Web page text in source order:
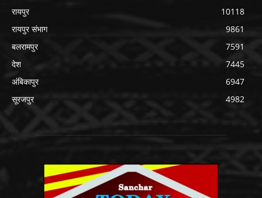
रायपुर
10118
रायपुर संभाग
9861
बलरामपुर
7591
देश
7445
अंबिकापुर
6947
सूरजपुर
4982